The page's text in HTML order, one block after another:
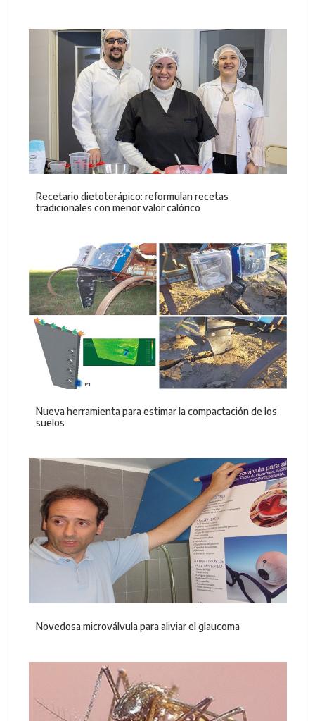
Recetario dietoterápico: reformulan recetas
tradicionales con menor valor calórico
Nueva herramienta para estimar la compactación de los
suelos
Novedosa microválvula para aliviar el glaucoma